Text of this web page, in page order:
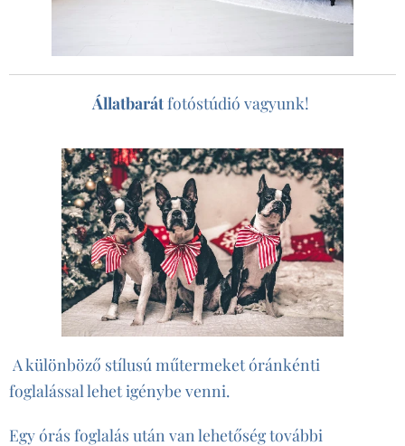
Állatbarátfotóstúdió vagyunk!
A különböző stílusú műtermeket óránkénti
foglalással lehet igénybe venni.
Egy órás foglalás után van lehetőség további